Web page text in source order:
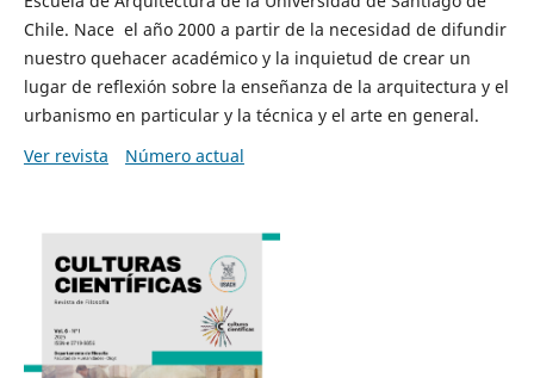
Chile. Nace el año 2000 a partir de la necesidad de difundir
nuestro quehacer académico y la inquietud de crear un
lugar de reflexión sobre la enseñanza de la arquitectura y el
urbanismo en particular y la técnica y el arte en general.
Ver revista
Número actual